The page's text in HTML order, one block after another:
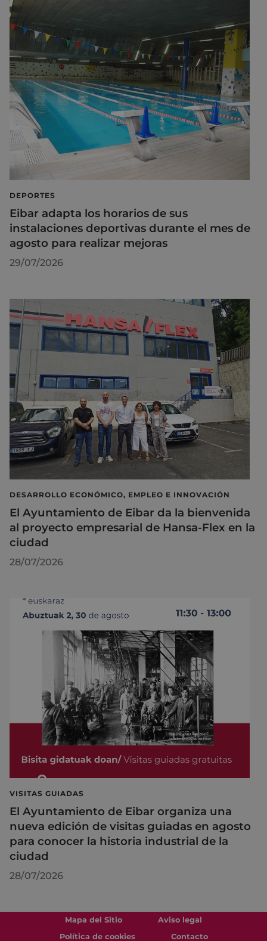
DEPORTES
Eibar adapta los horarios de sus
instalaciones deportivas durante el mes de
agosto para realizar mejoras
29/07/2026
DESARROLLO ECONÓMICO, EMPLEO E INNOVACIÓN
El Ayuntamiento de Eibar da la bienvenida
al proyecto empresarial de Hansa-Flex en la
ciudad
28/07/2026
VISITAS GUIADAS
El Ayuntamiento de Eibar organiza una
nueva edición de visitas guiadas en agosto
para conocer la historia industrial de la
ciudad
28/07/2026
Mapa del Sitio
Aviso legal
Política de cookies
Contacto